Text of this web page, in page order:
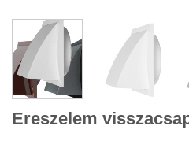
Ereszelem